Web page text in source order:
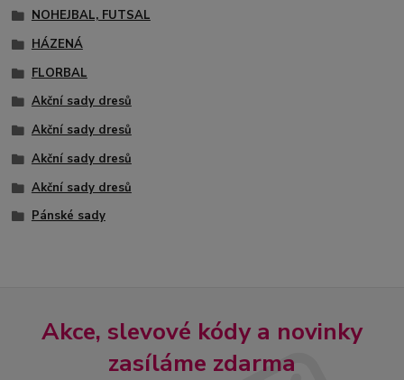
NOHEJBAL, FUTSAL
HÁZENÁ
FLORBAL
Akční sady dresů
Akční sady dresů
Akční sady dresů
Akční sady dresů
Pánské sady
Akce, slevové kódy a novinky
zasíláme zdarma